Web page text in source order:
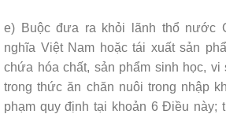
e) Buộc đưa ra khỏi lãnh thổ nước
nghĩa Việt Nam hoặc tái xuất sản
chứa hóa chất, sản phẩm sinh học, vi
trong thức ăn chăn nuôi trong nhập
phạm quy định tại khoản 6 Điều này;